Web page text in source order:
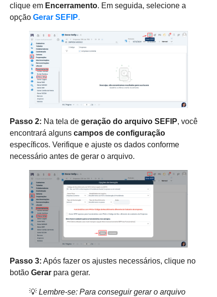
clique em Encerramento. Em seguida, selecione a
opção Gerar SEFIP.
Passo 2: Na tela de geração do arquivo SEFIP, você
encontrará alguns campos de configuração
específicos. Verifique e ajuste os dados conforme
necessário antes de gerar o arquivo.
Passo 3: Após fazer os ajustes necessários, clique no
botão Gerar para gerar.
💡 Lembre-se: Para conseguir gerar o arquivo